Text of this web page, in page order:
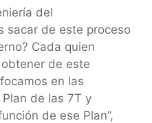
del
sacar de este proceso
Cada quien
de este
en las
de las 7T y
de ese Plan”,